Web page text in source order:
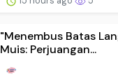
"Menembus Batas
Muis: Perjuangan...